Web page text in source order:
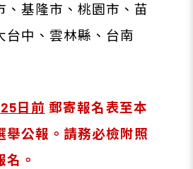
市、桃園市、 苗
中、 雲林縣、台南
日前 郵寄報名表至本
舉公報。請務必檢附照
名。